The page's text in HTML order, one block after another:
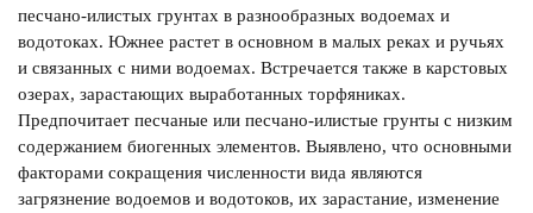
песчано-илистых грунтах в разнообразных водоемах и
водотоках. Южнее растет в основном в малых реках и ручьях
и связанных с ними водоемах. Встречается также в карстовых
озерах, зарастающих выработанных торфяниках.
Предпочитает песчаные или песчано-илистые грунты с низким
содержанием биогенных элементов. Выявлено, что основными
факторами сокращения численности вида являются
загрязнение водоемов и водотоков, их зарастание, изменение